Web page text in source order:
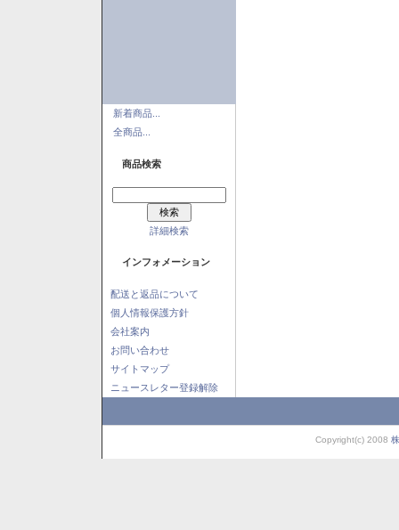
新着商品...
全商品...
商品検索
詳細検索
インフォメーション
配送と返品について
個人情報保護方針
会社案内
お問い合わせ
サイトマップ
ニュースレター登録解除
Copyright(c) 2008